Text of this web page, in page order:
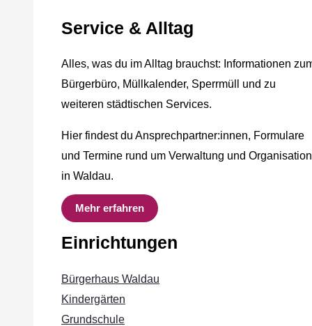
Service & Alltag
Alles, was du im Alltag brauchst: Informationen
Bürgerbüro, Müllkalender, Sperrmüll und zu
weiteren städtischen Services.
Hier findest du Ansprechpartner:innen, Formulare
und Termine rund um Verwaltung und Organisation
in Waldau.
Mehr erfahren
Einrichtungen
Bürgerhaus Waldau
Kindergärten
Grundschule